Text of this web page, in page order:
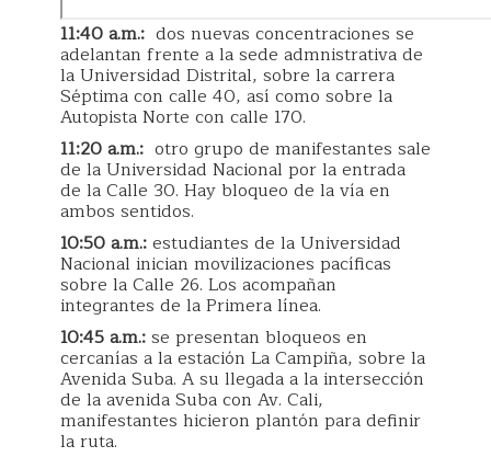
11:40 a.m.: dos nuevas concentraciones se
adelantan frente a la sede admnistrativa de
la Universidad Distrital, sobre la carrera
Séptima con calle 40, así como sobre la
Autopista Norte con calle 170.
11:20 a.m.: otro grupo de manifestantes sale
de la Universidad Nacional por la entrada
de la Calle 30. Hay bloqueo de la vía en
ambos sentidos.
10:50 a.m.:estudiantes de la Universidad
Nacional inician movilizaciones pacíficas
sobre la Calle 26. Los acompañan
integrantes de la Primera línea.
10:45 a.m.:se presentan bloqueos en
cercanías a la estación La Campiña, sobre la
Avenida Suba. A su llegada a la intersección
de la avenida Suba con Av. Cali,
manifestantes hicieron plantón para definir
la ruta.